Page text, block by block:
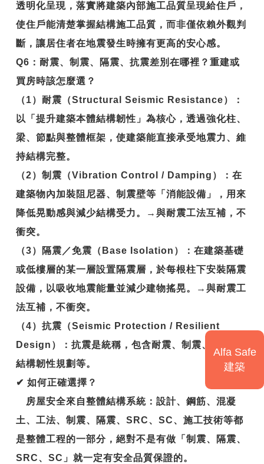
透明化呈現，落實將建築內部施工品質呈現給住戶，
使住戶能清楚掌握結構施工品質，而非僅依賴外觀判
斷，讓居住者在地震發生時擁有更高的安心感。
Q6 ：耐震、制震、隔震、抗震差別在哪裡？重建或
買房時該怎麼選？
（1）耐震（Structural Seismic Resistance）：
以「提升建築本體結構韌性」為核心，透過強化柱、
梁、節點與整體框架，使建築能直接承受地震力、維
持結構完整。
（2）制震（Vibration Control / Damping）：在
建築物內加裝阻尼器、制震壁等「消能設備」，用來
降低晃動感與減少結構受力。→與耐震工法互補，不
衝突。
（3）隔震／免震（Base Isolation）：在建築基礎
或低樓層的某一層設置隔震層，於每根柱下安裝隔震
設備，以吸收地震能量並減少建物搖晃。→與耐震工
法互補，不衝突。
（4）抗震（Seismic Protection / Resilient
Design）：抗震是統稱，包含耐震、制震、隔震、
結構韌性規劃等。
✔ 如何正確選擇？
房屋安全來自整體結構系統：設計、鋼筋、混凝
土、工法、制震、隔震、SRC、SC、施工技術等都
是整體工程的一部分，絕對不是有做「制震、隔震、
SRC、SC」就一定有安全品質保證的。
Alfa Safe
建築